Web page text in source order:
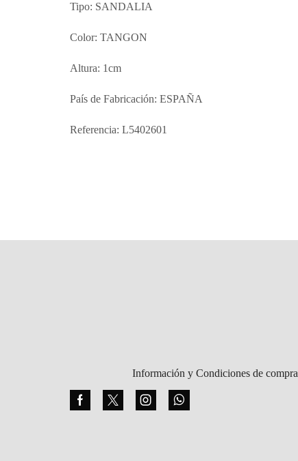
Tipo: SANDALIA
Color: TANGON
Altura: 1cm
País de Fabricación: ESPAÑA
Referencia: L5402601
Información y Condiciones de compra
FacebookTwitterInstagramWhatsapp